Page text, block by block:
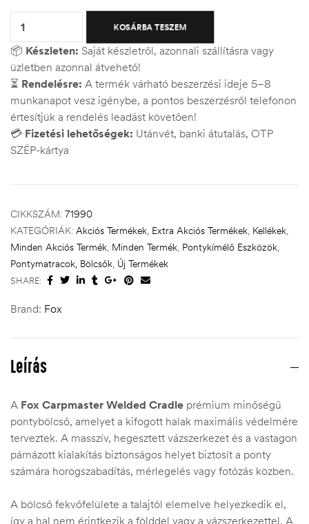
KOSÁRBA TESZEM
📦 Készleten: Saját készletről, azonnali szállításra vagy
üzletben azonnal átvehető!
⏳ Rendelésre: A termék várható beszerzési ideje 5–8
munkanapot vesz igénybe, a pontos beszerzésről telefonon
értesítjük a rendelés leadást követően!
💳 Fizetési lehetőségek: Utánvét, banki átutalás, OTP
SZÉP-kártya
CIKKSZÁM: 71990
KATEGÓRIÁK: Akciós Termékek, Extra Akciós Termékek, Kellékek,
Minden Akciós Termék, Minden Termék, Pontykímélő Eszközök,
Pontymatracok, Bölcsők, Új Termékek
SHARE:
Brand: Fox
Leírás
A Fox Carpmaster Welded Cradle prémium minőségű
pontybölcső, amelyet a kifogott halak maximális védelmére
terveztek. A masszív, hegesztett vázszerkezet és a vastagon
párnázott kialakítás biztonságos helyet biztosít a ponty
számára horogszabadítás, mérlegelés vagy fotózás közben.
A bölcső fekvőfelülete a talajtól elemelve helyezkedik el,
így a hal nem érintkezik a földdel vagy a vázszerkezettel. A